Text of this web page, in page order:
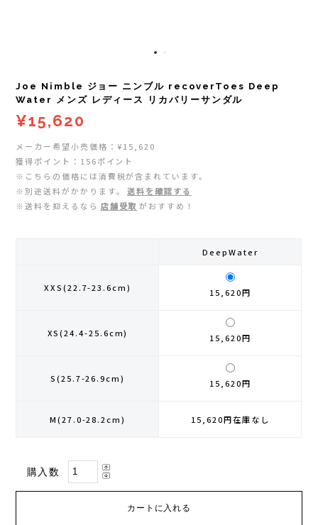
ストックポール
PUREPALA(ピュアパラ)
SAMURAI GEL(サムライジェル)
Shonai Special(ショウナイスペシャル)
ナガノトマト
DYNAFIT(ディナフィット)
FEELCAP(フィールキャップ)
handson grip (ハンズオングリップ)
HOKA(ホカ)
Hydrapak(ハイドラパック)
injinji(インジンジ)
Joe Nimble ジョー ニンブル recoverToes Deep
Water メンズ レディース リカバリーサンダル
¥15,620
メーカー希望小売価格：¥15,620
獲得ポイント：156ポイント
※こちらの価格には消費税が含まれています。
※別途送料がかかります。
送料を確認する
※送料を抑えるなら 店舗受取 がおすすめ！
DeepWater
XXS(22.7-23.6cm) 15,620円
XS(24.4-25.6cm) 15,620円
S(25.7-26.9cm) 15,620円
M(27.0-28.2cm) 15,620円在庫なし
購入数